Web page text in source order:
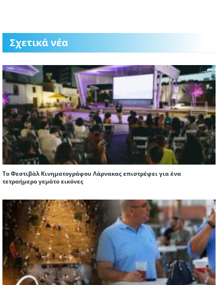
Σχετικά νέα
Το Φεστιβάλ Κινηματογράφου Λάρνακας επιστρέφει για ένα
τετραήμερο γεμάτο εικόνες